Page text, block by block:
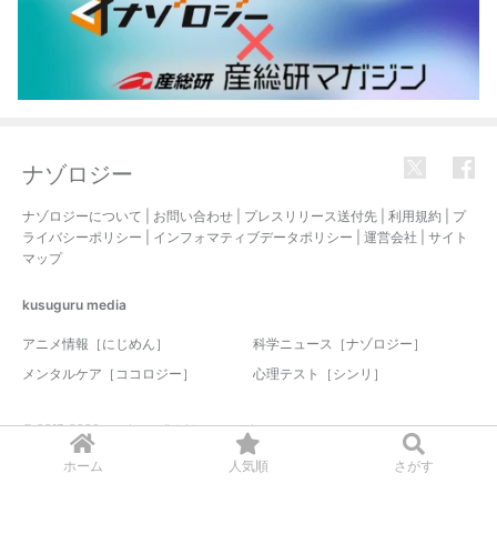
ホーム 人気順 さがす
ナゾロジー
ナゾロジーについて お問い合わせ プレスリリース送付先 利用規約
プ
ライバシーポリシー
インフォマティブデータポリシー 運営会社
サイト
マップ
kusuguru media
アニメ情報［にじめん］
科学ニュース［ナゾロジー］
メンタルケア［ココロジー］
心理テスト［シンリ］
© 2017-2026 nazology. all rights reserved.